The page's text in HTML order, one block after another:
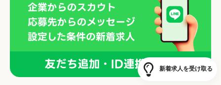
新着求人を受け取る